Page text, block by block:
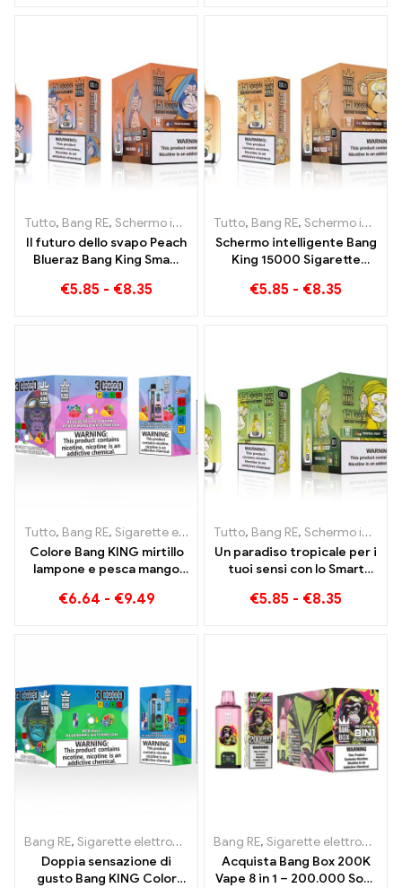
Tutto, Bang RE, Schermo intelligente Bang King 15000 Soffio
Il futuro dello svapo Peach
Blueraz Bang King Smart
€5.85 - €8.35
Tutto, Bang RE, Schermo intelligente Bang King 15000 Soffio
Schermo intelligente Bang
King 15000 Sigarette
Puff Peach Freeze
€5.85 - €8.35
Tutto, Bang RE, Sigarette elettroniche usa e getta Lituania ,
Colore Bang KING mirtillo
lampone e pesca mango
SIGARETTE ELETTRONICHE
€6.64 - €9.49
Tutto, Bang RE, Schermo intelligente Bang King 15000 Soffio
Un paradiso tropicale per i
tuoi sensi con lo Smart
King 15000 Soffio
€5.85 - €8.35
Bang RE, Sigarette elettroniche usa e getta ,Sigarette
Doppia sensazione di
gusto Bang KING Color
Bang RE, Sigarette elettroniche usa e getta
Acquista Bang Box 200K
Vape 8 in 1 – 200.000 Soffi